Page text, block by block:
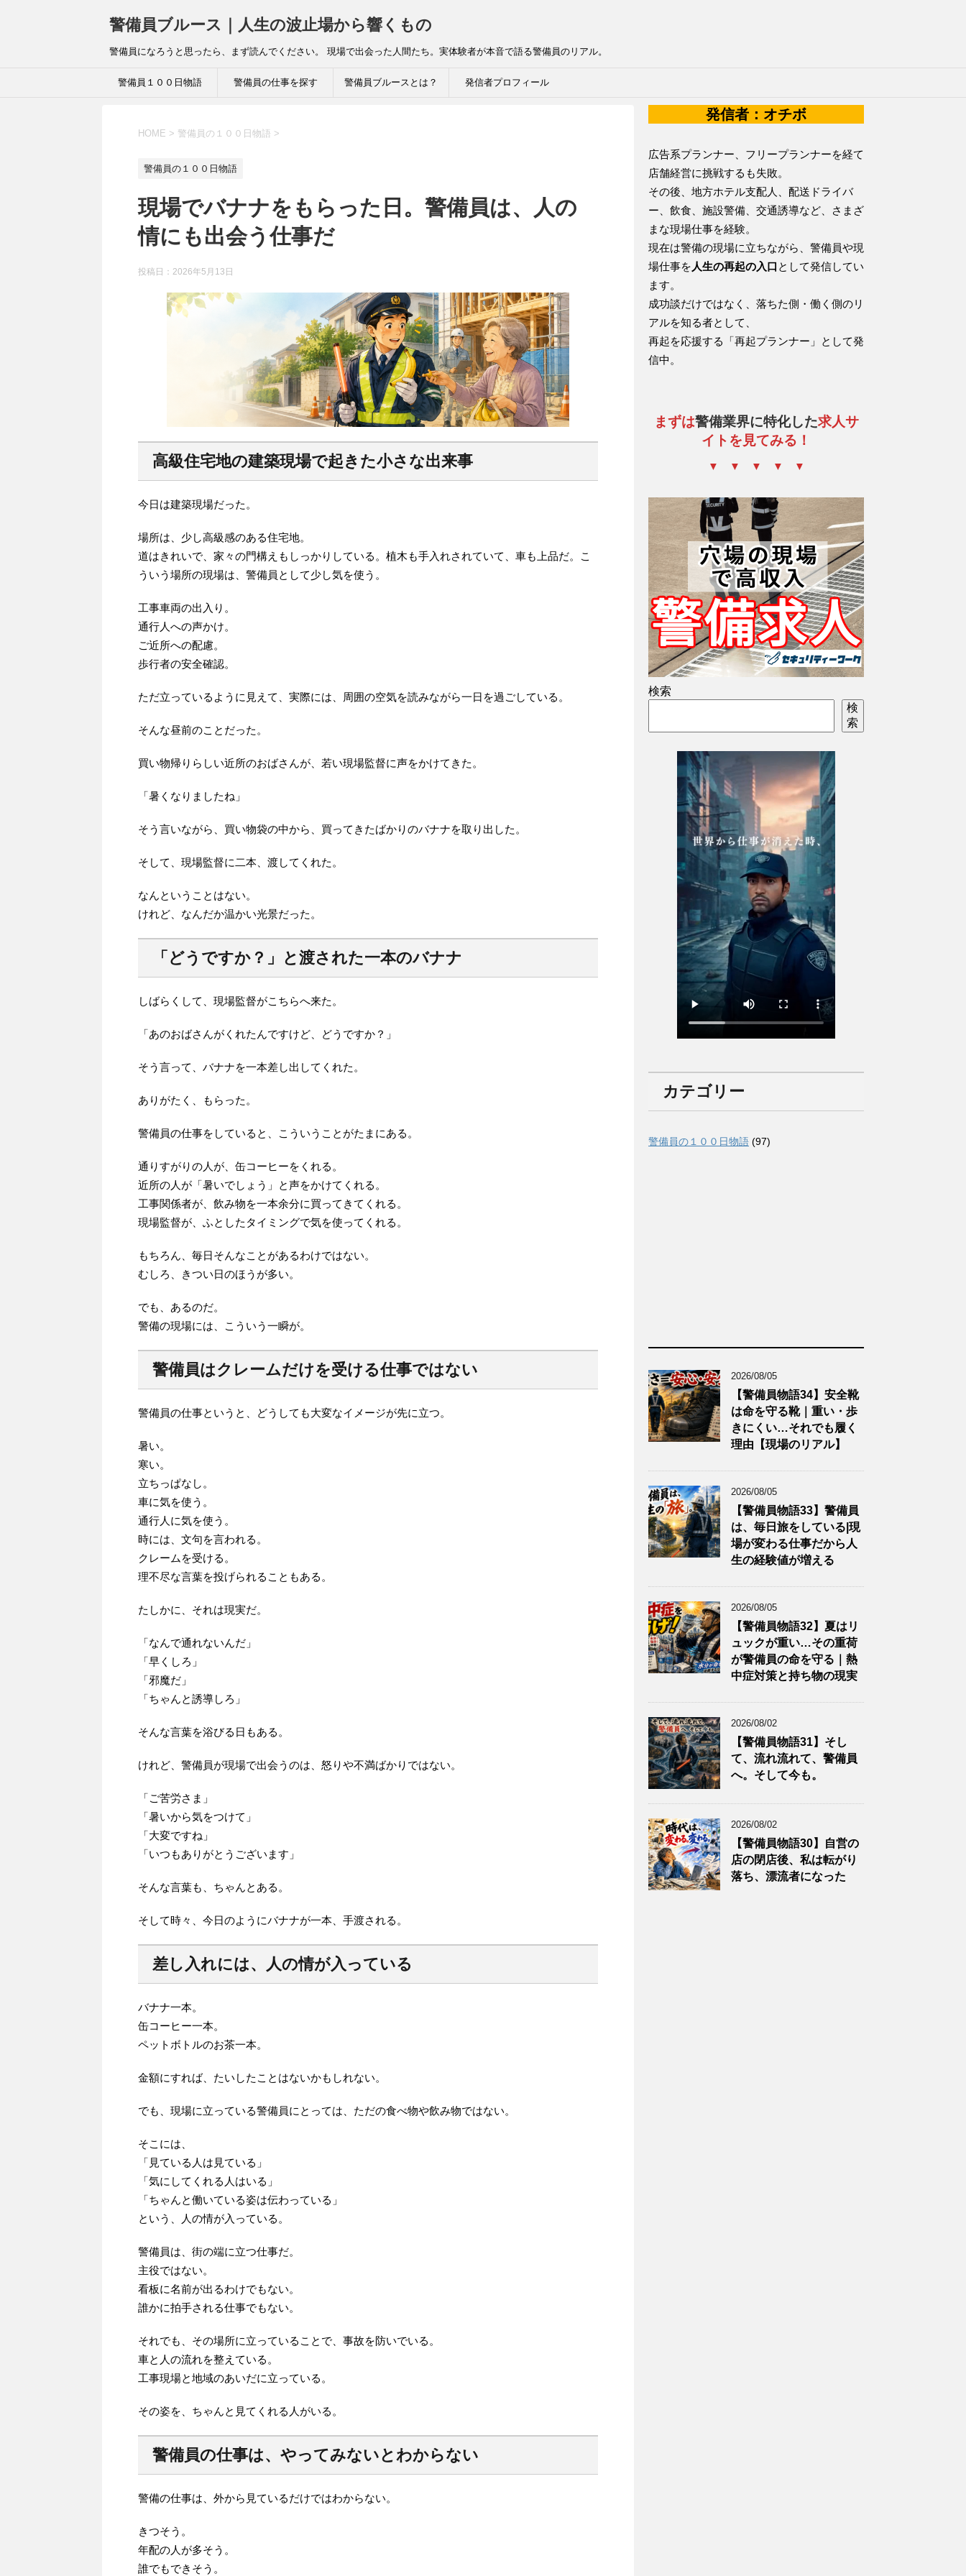
警備員ブルース｜人生の波止場から響くもの
警備員になろうと思ったら、まず読んでください。 現場で出会った人間たち。実体験者が本音で語る警備員のリアル。
警備員１００日物語 警備員の仕事を探す 警備員ブルースとは？ 発信者プロフィール
HOME > 警備員の１００日物語 >
警備員の１００日物語
現場でバナナをもらった日。警備員は、人の
情にも出会う仕事だ
投稿日： 2026年5月13日
高級住宅地の建築現場で起きた小さな出来事
今日は建築現場だった。
場所は、少し高級感のある住宅地。
道はきれいで、家々の門構えもしっかりしている。植木も手入れされていて、車も上品だ。こ
ういう場所の現場は、警備員として少し気を使う。
工事車両の出入り。
通行人への声かけ。
ご近所への配慮。
歩行者の安全確認。
ただ立っているように見えて、実際には、周囲の空気を読みながら一日を過ごしている。
そんな昼前のことだった。
買い物帰りらしい近所のおばさんが、若い現場監督に声をかけてきた。
「暑くなりましたね」
そう言いながら、買い物袋の中から、買ってきたばかりのバナナを取り出した。
そして、現場監督に二本、渡してくれた。
なんということはない。
けれど、なんだか温かい光景だった。
「どうですか？」と渡された一本のバナナ
しばらくして、現場監督がこちらへ来た。
「あのおばさんがくれたんですけど、どうですか？」
そう言って、バナナを一本差し出してくれた。
ありがたく、もらった。
警備員の仕事をしていると、こういうことがたまにある。
通りすがりの人が、缶コーヒーをくれる。
近所の人が「暑いでしょう」と声をかけてくれる。
工事関係者が、飲み物を一本余分に買ってきてくれる。
現場監督が、ふとしたタイミングで気を使ってくれる。
もちろん、毎日そんなことがあるわけではない。
むしろ、きつい日のほうが多い。
でも、あるのだ。
警備の現場には、こういう一瞬が。
警備員はクレームだけを受ける仕事ではない
警備員の仕事というと、どうしても大変なイメージが先に立つ。
暑い。
寒い。
立ちっぱなし。
車に気を使う。
通行人に気を使う。
時には、文句を言われる。
クレームを受ける。
理不尽な言葉を投げられることもある。
たしかに、それは現実だ。
「なんで通れないんだ」
「早くしろ」
「邪魔だ」
「ちゃんと誘導しろ」
そんな言葉を浴びる日もある。
けれど、警備員が現場で出会うのは、怒りや不満ばかりではない。
「ご苦労さま」
「暑いから気をつけて」
「大変ですね」
「いつもありがとうございます」
そんな言葉も、ちゃんとある。
そして時々、今日のようにバナナが一本、手渡される。
差し入れには、人の情が入っている
バナナ一本。
缶コーヒー一本。
ペットボトルのお茶一本。
金額にすれば、たいしたことはないかもしれない。
でも、現場に立っている警備員にとっては、ただの食べ物や飲み物ではない。
そこには、
「見ている人は見ている」
「気にしてくれる人はいる」
「ちゃんと働いている姿は伝わっている」
という、人の情が入っている。
警備員は、街の端に立つ仕事だ。
主役ではない。
看板に名前が出るわけでもない。
誰かに拍手される仕事でもない。
それでも、その場所に立っていることで、事故を防いでいる。
車と人の流れを整えている。
工事現場と地域のあいだに立っている。
その姿を、ちゃんと見てくれる人がいる。
警備員の仕事は、やってみないとわからない
警備の仕事は、外から見ているだけではわからない。
きつそう。
年配の人が多そう。
誰でもできそう。
発信者：オチボ
広告系プランナー、フリープランナーを経て
店舗経営に挑戦するも失敗。
その後、地方ホテル支配人、配送ドライバ
ー、飲食、施設警備、交通誘導など、さまざ
まな現場仕事を経験。
現在は警備の現場に立ちながら、警備員や現
場仕事を 人生の再起の入口 として発信してい
ます。
成功談だけではなく、落ちた側・働く側のリ
アルを知る者として、
再起を応援する「再起プランナー」として発
信中。
まずは警備業界に特化した求人サ
イトを見てみる！
▼ ▼ ▼ ▼ ▼
検索
検
索
カテゴリー
警備員の１００日物語 (97)
2026/08/05
【警備員物語34】安全靴
は命を守る靴｜重い・歩
きにくい…それでも履く
理由【現場のリアル】
2026/08/05
【警備員物語33】警備員
は、毎日旅をしている|現
場が変わる仕事だから人
生の経験値が増える
2026/08/05
【警備員物語32】夏はリ
ュックが重い…その重荷
が警備員の命を守る｜熱
中症対策と持ち物の現実
2026/08/02
【警備員物語31】そし
て、流れ流れて、警備員
へ。そして今も。
2026/08/02
【警備員物語30】自営の
店の閉店後、私は転がり
落ち、漂流者になった